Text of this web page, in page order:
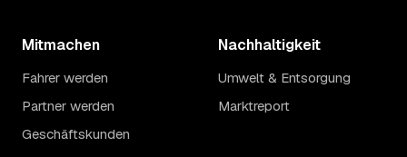
Mitmachen
Fahrer werden
Partner werden
Geschäftskunden
Nachhaltigkeit
Umwelt & Entsorgung
Marktreport